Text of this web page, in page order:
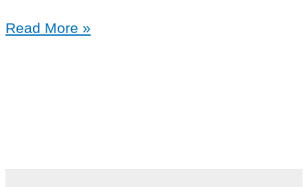
7
Read More »